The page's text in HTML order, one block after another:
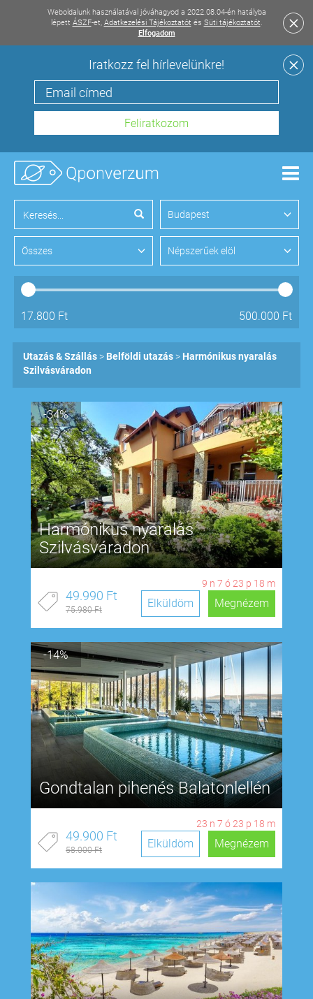
Weboldalunk használatával jóváhagyod a 2022.08.04-én hatályba
lépett ÁSZF-et, Adatkezelési Tájékoztatót és Süti tájékoztatót.
Elfogadom
Iratkozz fel hírlevelünkre!
Budapest
Összes Népszerűek elöl
17.800 Ft 500.000 Ft
Utazás & Szállás Belföldi utazás
Harmónikus nyaralás
Szilvásváradon
-34%
Harmónikus nyaralás
Szilvásváradon
9 n 7 ó 23 p 17 m
49.990 Ft
75.980 Ft Megnézem
Elküldöm
-14%
Gondtalan pihenés Balatonlellén
23 n 7 ó 23 p 17 m
49.900 Ft
58.000 Ft Megnézem
Elküldöm